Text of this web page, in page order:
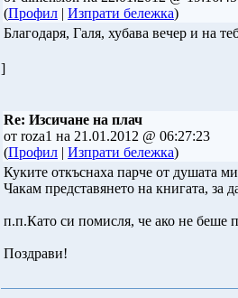
(Профил | Изпрати бележка)
Благодаря, Галя, хубава вечер и на
]
Re: Изсичане на плач
от roza1 на 21.01.2012 @ 06:27:23
(Профил | Изпрати бележка)
Куките откъснаха парче от душата
Чакам представянето на книгата, за
п.п.Като си помисля, че ако не беше
Поздрави!